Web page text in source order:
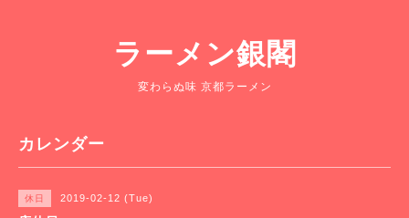
ラーメン銀閣
変わらぬ味 京都ラーメン
カレンダー
休日 2019-02-12 (Tue)